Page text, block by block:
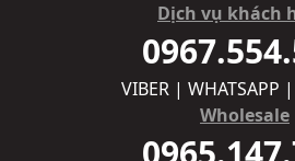
Dịch vụ khách
VIBER | WHATSAPP
Wholesale